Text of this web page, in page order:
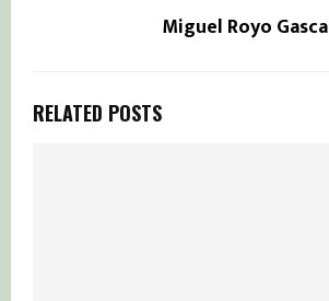
Miguel Royo Gasca
RELATED POSTS